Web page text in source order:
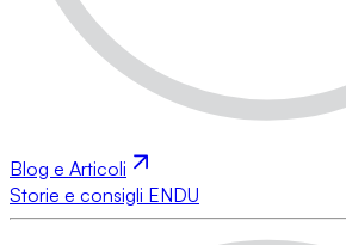
Blog e Articoli
Storie e consigli ENDU